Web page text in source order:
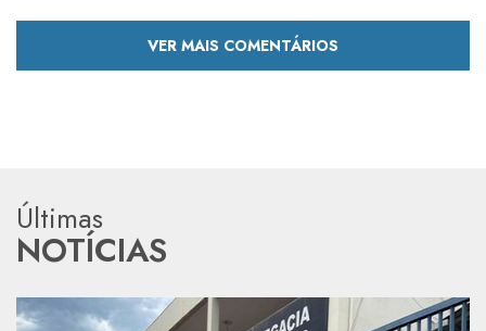
VER MAIS COMENTÁRIOS
Últimas
NOTÍCIAS